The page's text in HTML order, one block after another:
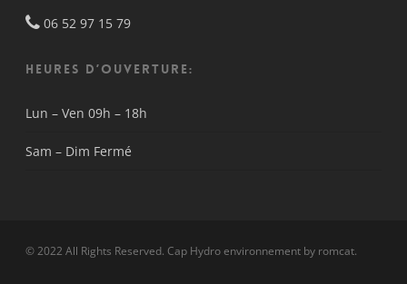
06 52 97 15 79
HEURES D’OUVERTURE:
Lun – Ven 09h – 18h
Sam – Dim Fermé
© 2022 All Rights Reserved. Cap Hydro environnement by romcat.